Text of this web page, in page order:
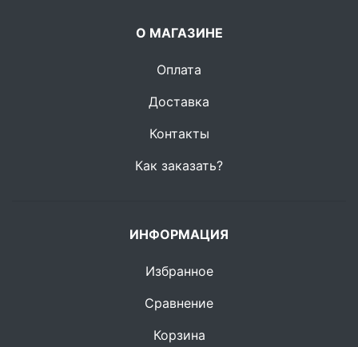
О МАГАЗИНЕ
Оплата
Доставка
Контакты
Как заказать?
ИНФОРМАЦИЯ
Избранное
Сравнение
Корзина